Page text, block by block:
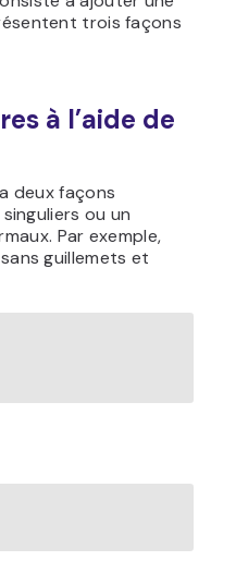
trois façons
à l’aide de
deux façons
ou un
Par exemple,
guillemets et